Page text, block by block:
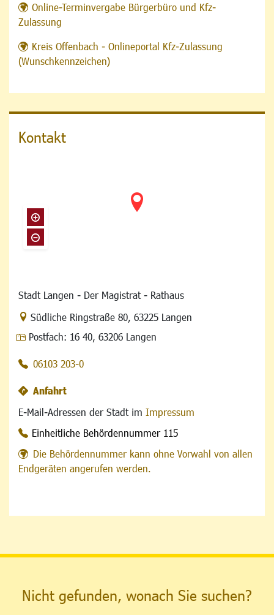
Online-Terminvergabe Bürgerbüro und Kfz-
Zulassung
Kreis Offenbach - Onlineportal Kfz-Zulassung
(Wunschkennzeichen)
Kontakt
Stadt Langen - Der Magistrat - Rathaus
Link zur Google-Maps Navigation
Südliche Ringstraße 80, 63225 Langen
Postfach: 16 40, 63206 Langen
06103 203-0
Anfahrt
E-Mail-Adressen der Stadt im Impressum
Einheitliche Behördennummer 115
Die Behördennummer kann ohne Vorwahl von allen
Endgeräten angerufen werden.
Nicht gefunden, wonach Sie suchen?